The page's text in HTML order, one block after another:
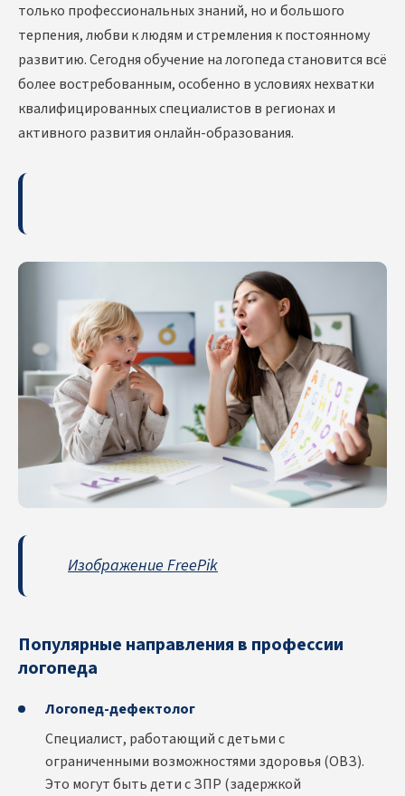
только профессиональных знаний, но и большого
терпения, любви к людям и стремления к постоянному
развитию. Сегодня обучение на логопеда становится всё
более востребованным, особенно в условиях нехватки
квалифицированных специалистов в регионах и
активного развития онлайн-образования.
Изображение FreePik
Популярные направления в профессии
логопеда
Логопед-дефектолог
Специалист, работающий с детьми с
ограниченными возможностями здоровья (ОВЗ).
Это могут быть дети с ЗПР (задержкой